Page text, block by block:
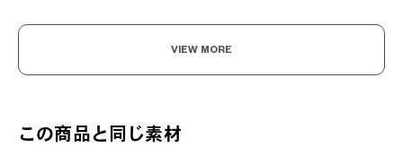
VIEW MORE
この商品と同じ素材